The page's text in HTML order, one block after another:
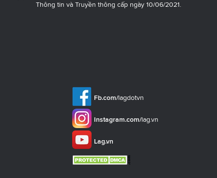
Thông tin và Truyền thông cấp ngày 10/06/2021.
Fb.com/lagdotvn
Instagram.com/lag.vn
Lag.vn